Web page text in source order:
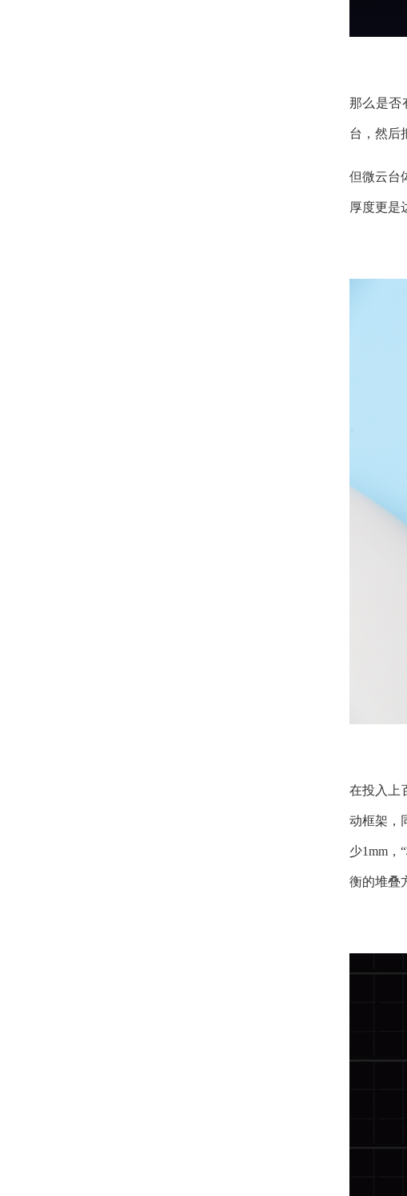
那么是否
台，然后
但微云台
厚度更是
在投入上
动框架，
少1mm，
衡的堆叠